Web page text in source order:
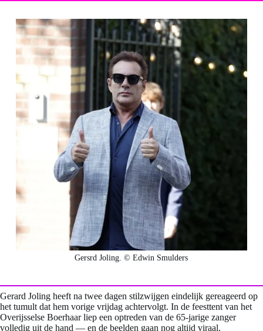
Gersrd Joling. © Edwin Smulders
Gerard Joling heeft na twee dagen stilzwijgen eindelijk gereageerd op
het tumult dat hem vorige vrijdag achtervolgt. In de feesttent van het
Overijsselse Boerhaar liep een optreden van de 65-jarige zanger
volledig uit de hand — en de beelden gaan nog altijd viraal.